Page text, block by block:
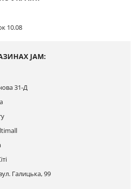
10.08
JAM:
31-Д
Галицька, 99